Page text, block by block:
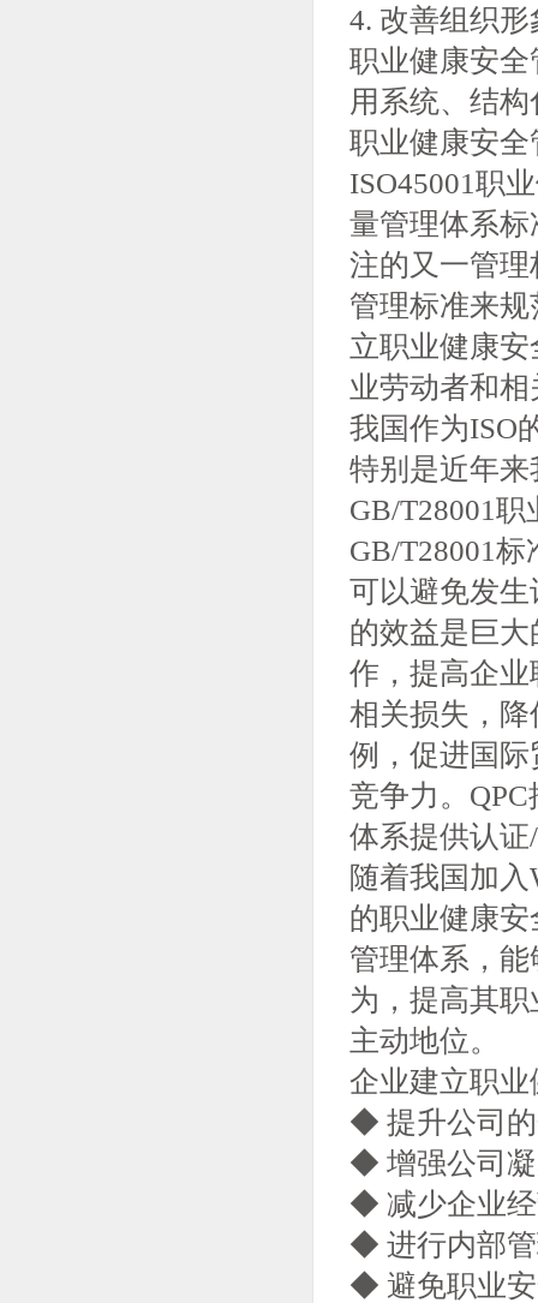
4. 改善组织
职业健康安
用系统、结
职业健康安
ISO45001职
量管理体系标
注的又一管
管理标准来
立职业健康
业劳动者和
我国作为ISO
特别是近年
GB/T28001
GB/T28001
可以避免发
的效益是巨
作，提高企
相关损失，
例，促进国
竞争力。
体系提供认
随着我国加
的职业健康
管理体系，
为，提高其
主动地位。
企业建立职
◆ 提升公司
◆ 增强公司
◆ 减少企业
◆ 进行内部
◆ 避免职业